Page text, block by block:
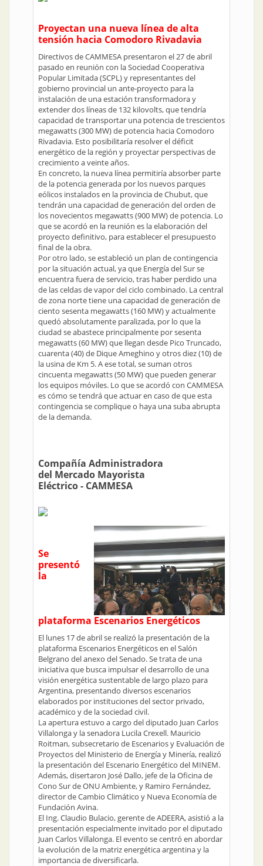
Proyectan una nueva línea de alta
tensión hacia Comodoro Rivadavia
Directivos de CAMMESA presentaron el 27 de abril
pasado en reunión con la Sociedad Cooperativa
Popular Limitada (SCPL) y representantes del
gobierno provincial un ante-proyecto para la
instalación de una estación transformadora y
extender dos líneas de 132 kilovolts, que tendría
capacidad de transportar una potencia de trescientos
megawatts (300 MW) de potencia hacia Comodoro
Rivadavia. Esto posibilitaría resolver el déficit
energético de la región y proyectar perspectivas de
crecimiento a veinte años.
En concreto, la nueva línea permitiría absorber parte
de la potencia generada por los nuevos parques
eólicos instalados en la provincia de Chubut, que
tendrán una capacidad de generación del orden de
los novecientos megawatts (900 MW) de potencia. Lo
que se acordó en la reunión es la elaboración del
proyecto definitivo, para establecer el presupuesto
final de la obra.
Por otro lado, se estableció un plan de contingencia
por la situación actual, ya que Energía del Sur se
encuentra fuera de servicio, tras haber perdido una
de las celdas de vapor del ciclo combinado. La central
de zona norte tiene una capacidad de generación de
ciento sesenta megawatts (160 MW) y actualmente
quedó absolutamente paralizada, por lo que la
ciudad se abastece principalmente por sesenta
megawatts (60 MW) que llegan desde Pico Truncado,
cuarenta (40) de Dique Ameghino y otros diez (10) de
la usina de Km 5. A ese total, se suman otros
cincuenta megawatts (50 MW) que pueden generar
los equipos móviles. Lo que se acordó con CAMMESA
es cómo se tendrá que actuar en caso de que esta
contingencia se complique o haya una suba abrupta
de la demanda.
Compañía Administradora
del Mercado Mayorista
Eléctrico - CAMMESA
Se
presentó
la
plataforma Escenarios Energéticos
El lunes 17 de abril se realizó la presentación de la
plataforma Escenarios Energéticos en el Salón
Belgrano del anexo del Senado. Se trata de una
iniciativa que busca impulsar el desarrollo de una
visión energética sustentable de largo plazo para
Argentina, presentando diversos escenarios
elaborados por instituciones del sector privado,
académico y de la sociedad civil.
La apertura estuvo a cargo del diputado Juan Carlos
Villalonga y la senadora Lucila Crexell. Mauricio
Roitman, subsecretario de Escenarios y Evaluación de
Proyectos del Ministerio de Energía y Minería, realizó
la presentación del Escenario Energético del MINEM.
Además, disertaron José Dallo, jefe de la Oficina de
Cono Sur de ONU Ambiente, y Ramiro Fernández,
director de Cambio Climático y Nueva Economía de
Fundación Avina.
El Ing. Claudio Bulacio, gerente de ADEERA, asistió a la
presentación especialmente invitado por el diputado
Juan Carlos Villalonga. El evento se centró en abordar
la evolución de la matriz energética argentina y la
importancia de diversificarla.